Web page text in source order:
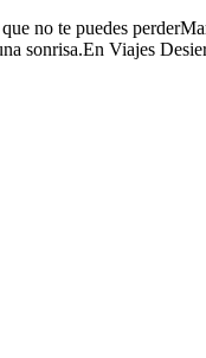
no te puedes
sonrisa.En Viajes